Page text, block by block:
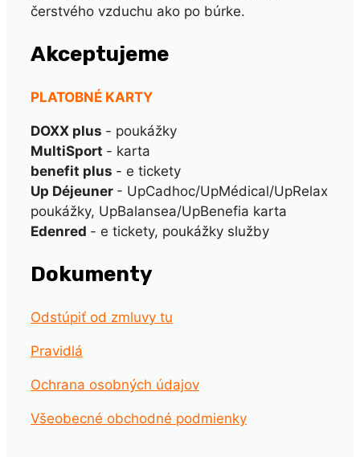
čerstvého vzduchu ako po búrke.
Akceptujeme
PLATOBNÉ KARTY
DOXX plus - poukážky
MultiSport - karta
benefit plus - e tickety
Up Déjeuner - UpCadhoc/UpMédical/UpRelax
poukážky, UpBalansea/UpBenefia karta
Edenred - e tickety, poukážky služby
Dokumenty
Odstúpiť od zmluvy tu
Pravidlá
Ochrana osobných údajov
Všeobecné obchodné podmienky